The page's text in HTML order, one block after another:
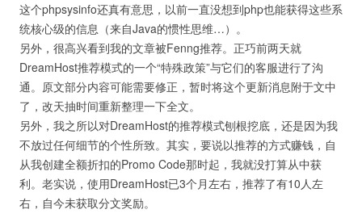
这个phpsysinfo还真有意思，以前一直没想到php也能获得这些系
统核心级的信息（来自Java的惯性思维…）。
另外，很高兴看到我的文章被Fenng推荐。正巧前两天就
DreamHost推荐模式的一个“特殊政策”与它们的客服进行了沟
通。原文部分内容可能需要修正，暂时将这个更新消息附于文中
了，改天抽时间重新整理一下全文。
另外，我之所以对DreamHost的推荐模式刨根挖底，还是因为我
不放过任何细节的个性所致。其实，要说以推荐的方式赚钱，自
从我创建全额折扣的Promo Code那时起，我就没打算从中获
利。老实说，使用DreamHost已3个月左右，推荐了有10人左
右，自今未获取分文奖励。